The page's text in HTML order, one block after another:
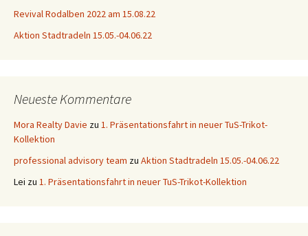
Revival Rodalben 2022 am 15.08.22
Aktion Stadtradeln 15.05.-04.06.22
Neueste Kommentare
Mora Realty Davie zu 1. Präsentationsfahrt in neuer TuS-Trikot-
Kollektion
professional advisory team zu Aktion Stadtradeln 15.05.-04.06.22
Lei zu 1. Präsentationsfahrt in neuer TuS-Trikot-Kollektion